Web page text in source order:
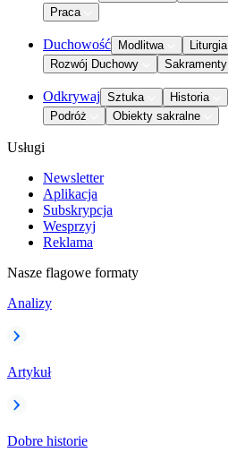
Praca
Duchowość Modlitwa Liturgia
Rozwój Duchowy
Sakramenty
Odkrywaj Sztuka Historia
Podróż
Obiekty sakralne
Usługi
Newsletter
Aplikacja
Subskrypcja
Wesprzyj
Reklama
Nasze flagowe formaty
Analizy
Artykuł
Dobre historie